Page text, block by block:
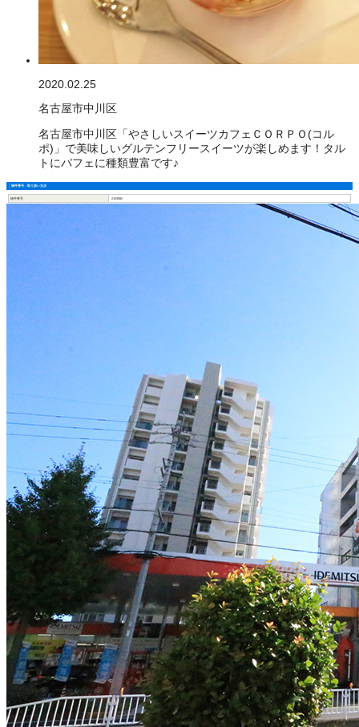
2020.02.25
名古屋市中川区
名古屋市中川区「やさしいスイーツカフェＣＯＲＰＯ(コル
ポ)」で美味しいグルテンフリースイーツが楽しめます！タル
トにパフェに種類豊富です♪
物件番号・取り扱い支店
物件番号 2103982